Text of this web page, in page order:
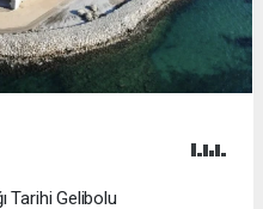
Tarihi Gelibolu